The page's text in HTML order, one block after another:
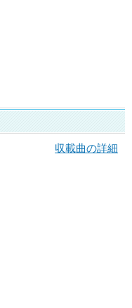
収載曲の詳細